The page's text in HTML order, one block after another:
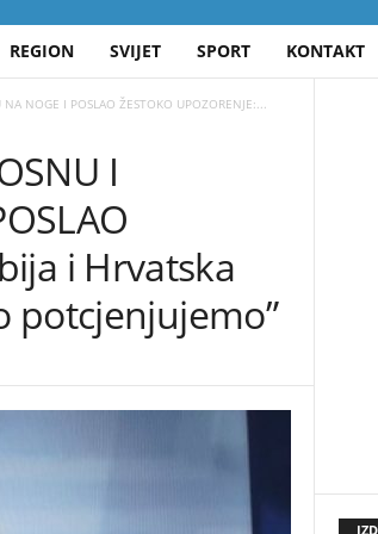
REGION SVIJET SPORT KONTAKT
NOGE I POSLAO ŽESTOKO UPOZORENJE:...
I
i Hrvatska
potcjenjujemo”